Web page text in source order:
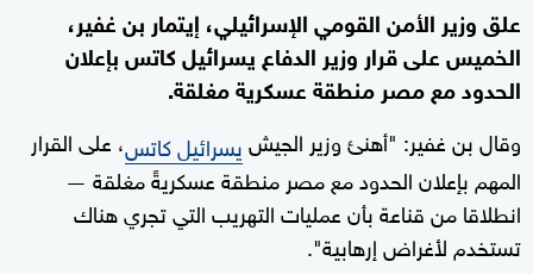
علق وزير الأمن القومي الإسرائيلي، إيتمار بن غفير،
الخميس على قرار وزير الدفاع يسرائيل كاتس بإعلان
الحدود مع مصر منطقة عسكرية مغلقة.
وقال بن غفير: "أهنئ وزير الجيشيسرائيل كاتس، على القرار
المهم بإعلان الحدود مع مصر منطقة عسكريةً مغلقة —
انطلاقا من قناعة بأن عمليات التهريب التي تجري هناك
تستخدم لأغراض إرهابية".